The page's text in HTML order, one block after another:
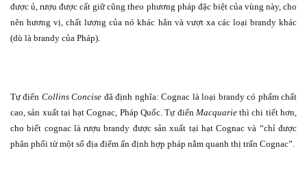
được ủ, rượu được cất giữ cũng theo phương pháp đặc biệt của vùng này, cho
nên hương vị, chất lượng của nó khác hẳn và vượt xa các loại brandy khác
(dù là brandy của Pháp).
Tự điển Collins Concise đã định nghĩa: Cognac là loại brandy có phẩm chất
cao, sản xuất tại hạt Cognac, Pháp Quốc. Tự điển Macquariethì chi tiết hơn,
cho biết cognac là rượu brandy được sản xuất tại hạt Cognac và “chỉ được
phân phối từ một số địa điểm ấn định hợp pháp nằm quanh thị trấn Cognac”.